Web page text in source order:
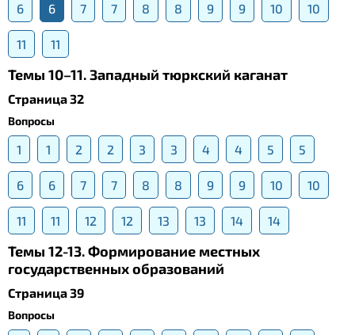
6 6 7 7 8 8 9 9 10 10
11 11
Темы 10–11. Западный тюркский каганат
Страница 32
Вопросы
1 1 2 2 3 3 4 4 5 5
6 6 7 7 8 8 9 9 10 10
11 11 12 12 13 13 14 14
Темы 12-13. Формирование местных
государственных образований
Страница 39
Вопросы